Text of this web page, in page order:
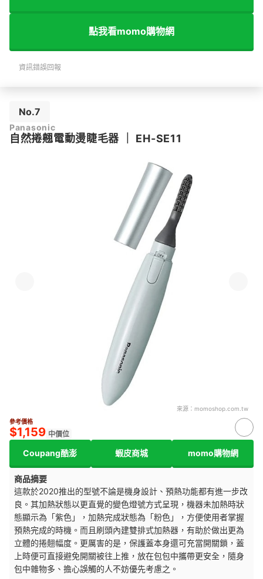
點我看momo購物網
資訊錯誤回報
No.7
Panasonic
自然捲翹電動燙睫毛器 EH-SE11
來源： momoshop.com.tw
參考價格
$1,159 中價位
Coupang酷澎 蝦皮商城 momo購物網
商品摘要
這款於2020推出的型號不論是機身設計、預熱功能都有進一步改
良。其加熱狀態以更直覺的變色燈號方式呈現，機器未加熱時狀
態顯示為「紫色」，加熱完成狀態為「粉色」，方便使用者掌握
預熱完成的時機。而且刷頭內建雙排式加熱器，有助於做出更為
立體的捲翹幅度。更厲害的是，保護蓋本身還可充當開關鎖，蓋
上時便可直接避免開關被往上推，放在包包中攜帶更安全，隨身
包中雜物多、擔心誤觸的人不妨優先考慮之。